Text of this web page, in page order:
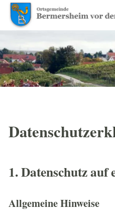
RATHAUS
BÜRGERSERVICE
LEBEN IM ORT
WIRTSCHAFT
1. Datenschutz auf
Allgemeine Hinweise